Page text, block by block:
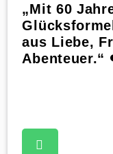
„Mit 60
aus Liebe,
Abenteuer.“